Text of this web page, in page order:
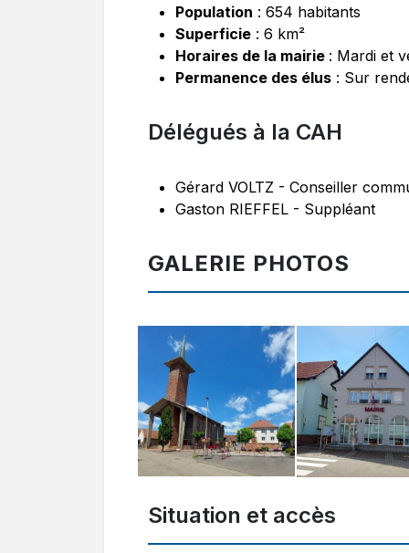
Population : 654 habitants
Superficie : 6 km²
Horaires de la mairie : Mardi et
Permanence des élus : Sur
Délégués à la CAH
Gérard VOLTZ - Conseiller
Gaston RIEFFEL - Suppléant
GALERIE PHOTOS
Situation et accès